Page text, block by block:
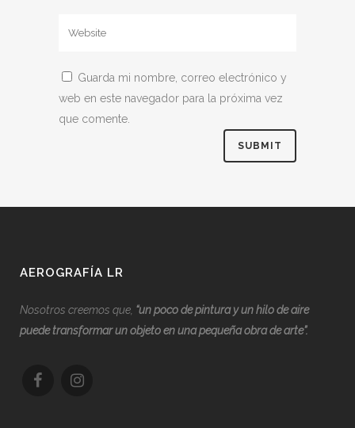
Guarda mi nombre, correo electrónico y
web en este navegador para la próxima vez
que comente.
AEROGRAFÍA LR
Nosotros creemos que, “un poco de pintura y un hilo de aire
puede transformar un objeto en una pequeña obra de arte”.